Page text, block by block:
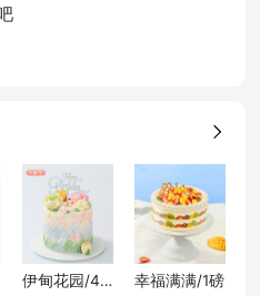
伊甸花园/4寸
幸福满满/1磅